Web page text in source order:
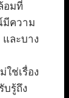
อมที่
มีความ
ละบาง
ใช่เรื่อง
รู้ถึง